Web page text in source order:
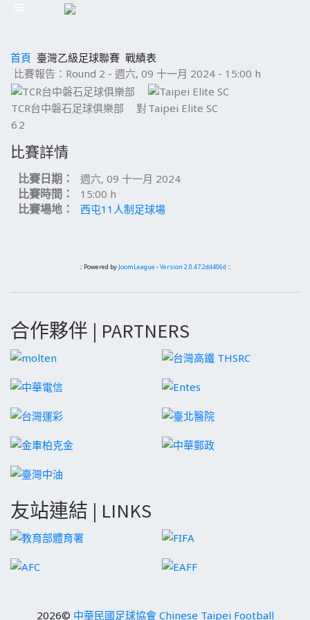
首頁 臺灣乙級足球聯賽 戰績表
比賽報告：Round 2 - 週六, 09 十一月 2024 - 15:00 h
TCR台中磐石足球俱樂部 對Taipei Elite SC
6 2
比賽詳情
比賽日期： 週六, 09 十一月 2024
比賽時間： 15:00 h
比賽場地： 西屯11人制足球場
:: Powered by JoomLeague -Version 2.0.47.2dd406d ::
合作夥伴 | PARTNERS
友站連結 | LINKS
2026© 中華民國足球協會 Chinese Taipei Football